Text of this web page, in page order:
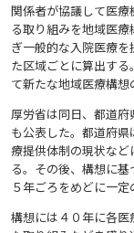
関係者が協議して医
る取り組みを地域医
ぎ一般的な入院医療
た区域ごとに算出す
て新たな地域医療構想
厚労省は同日、都道
も公表した。都道府
療提供体制の現状な
る。その後、構想に
５年ごろをめどに一定
構想には４０年に各